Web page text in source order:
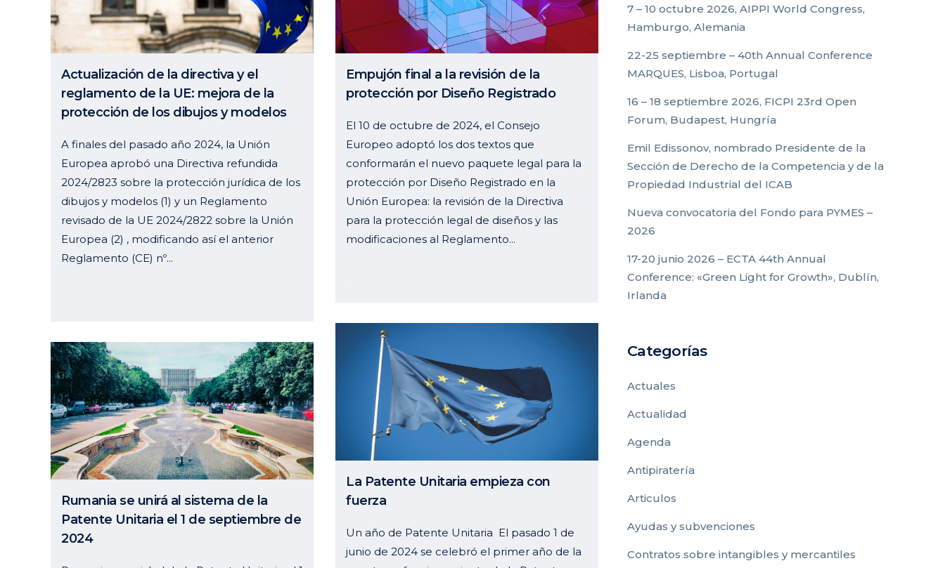
Actualización de la directiva y el
reglamento de la UE: mejora de la
protección de los dibujos y modelos
A finales del pasado año 2024, la Unión
Europea aprobó una Directiva refundida
2024/2823 sobre la protección jurídica de los
dibujos y modelos (1) y un Reglamento
revisado de la UE 2024/2822 sobre la Unión
Europea (2) , modificando así el anterior
Reglamento (CE) nº...
Empujón final a la revisión de la
protección por Diseño Registrado
El 10 de octubre de 2024, el Consejo
Europeo adoptó los dos textos que
conformarán el nuevo paquete legal para la
protección por Diseño Registrado en la
Unión Europea: la revisión de la Directiva
para la protección legal de diseños y las
modificaciones al Reglamento...
La Patente Unitaria empieza con
fuerza
Un año de Patente Unitaria El pasado 1 de
junio de 2024 se celebró el primer año de la
Rumania se unirá al sistema de la
Patente Unitaria el 1 de septiembre de
2024
7 – 10 octubre 2026, AIPPI World Congress,
Hamburgo, Alemania
22-25 septiembre – 40th Annual Conference
MARQUES, Lisboa, Portugal
16 – 18 septiembre 2026, FICPI 23rd Open
Forum, Budapest, Hungría
Emil Edissonov, nombrado Presidente de la
Sección de Derecho de la Competencia y de la
Propiedad Industrial del ICAB
Nueva convocatoria del Fondo para PYMES –
2026
17-20 junio 2026 – ECTA 44th Annual
Conference: «Green Light for Growth», Dublín,
Irlanda
Categorías
Actuales
Actualidad
Agenda
Antipiratería
Articulos
Ayudas y subvenciones
Contratos sobre intangibles y mercantiles